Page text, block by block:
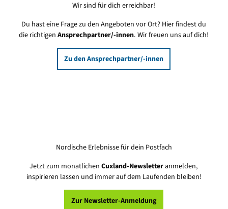
Wir sind für dich erreichbar!
Du hast eine Frage zu den Angeboten vor Ort? Hier findest du
die richtigenAnsprechpartner/-innen. Wir freuen uns auf dich!
Zu den Ansprechpartner/-innen
Nordische Erlebnisse für dein Postfach
Jetzt zum monatlichenCuxland-Newsletteranmelden,
inspirieren lassen und immer auf dem Laufenden bleiben!
Zur Newsletter-Anmeldung